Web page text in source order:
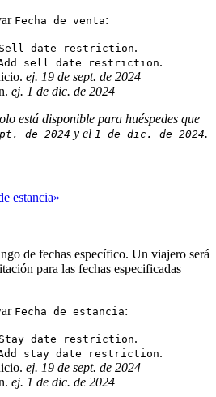
Fecha de venta:
Sell date restriction.
sell date restriction.
ej. 19 de sept. de 2024
ej. 1 de dic. de 2024
está disponible para huéspedes que
de 2024 y el 1 de dic. de 2024.
estancia»
de fechas específico. Un viajero será
para las fechas especificadas
Fecha de estancia:
Stay date restriction.
stay date restriction.
ej. 19 de sept. de 2024
ej. 1 de dic. de 2024